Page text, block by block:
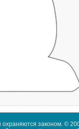
законом. ©